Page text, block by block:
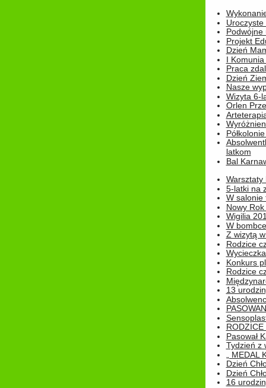
Podwójne
Projekt
Dzień
I
Praca
Dzień
Nasze
Wizyta 6-
Orlen
latkom
Bal
Warsztaty
5-latki na
W salonie
Nowy
Wigilia
W bombce
Z wizytą
Rodzice
Konkurs
Rodzice
13
Pasował
Tydzień z
„
Dzień
Dzień
16